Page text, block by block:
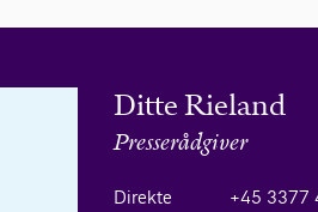
Ditte Rieland
Presserådgiver
Direkte
+45 3377